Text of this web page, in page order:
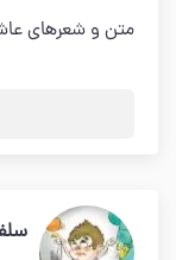
متن و شعرهای